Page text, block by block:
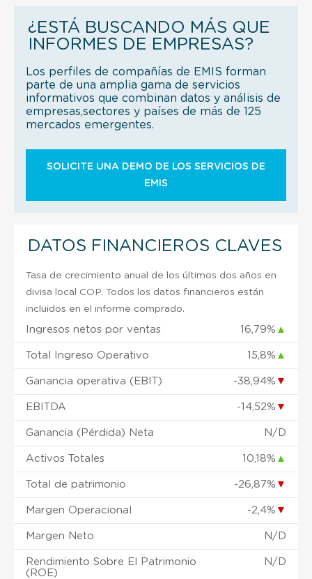
¿ESTÁ BUSCANDO MÁS QUE
INFORMES DE EMPRESAS?
Los perfiles de compañías de EMIS forman
parte de una amplia gama de servicios
informativos que combinan datos y análisis de
empresas,sectores y países de más de 125
mercados emergentes.
SOLICITE UNA DEMO DE LOS SERVICIOS DE
EMIS
DATOS FINANCIEROS CLAVES
Tasa de crecimiento anual de los últimos dos años en
divisa local COP. Todos los datos financieros están
incluidos en el informe comprado.
Ingresos netos por ventas 16,79% ▲
Total Ingreso Operativo 15,8% ▲
Ganancia operativa (EBIT) -38,94% ▼
EBITDA -14,52% ▼
Ganancia (Pérdida) Neta N/D
Activos Totales 10,18% ▲
Total de patrimonio -26,87% ▼
Margen Operacional -2,4% ▼
Margen Neto N/D
Rendimiento Sobre El Patrimonio
(ROE)
N/D